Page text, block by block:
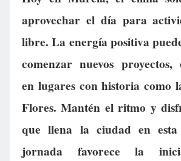
aprovechar el día para
libre. La energía positiva
comenzar nuevos proyectos,
en lugares con historia como
Flores. Mantén el ritmo y
que llena la ciudad en
jornada favorece la